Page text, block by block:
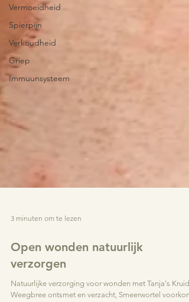
Vermoeidheid
Spierpijn
Verkoudheid
Griep
Immuunsysteem
3 minuten om te lezen
Open wonden natuurlijk
verzorgen